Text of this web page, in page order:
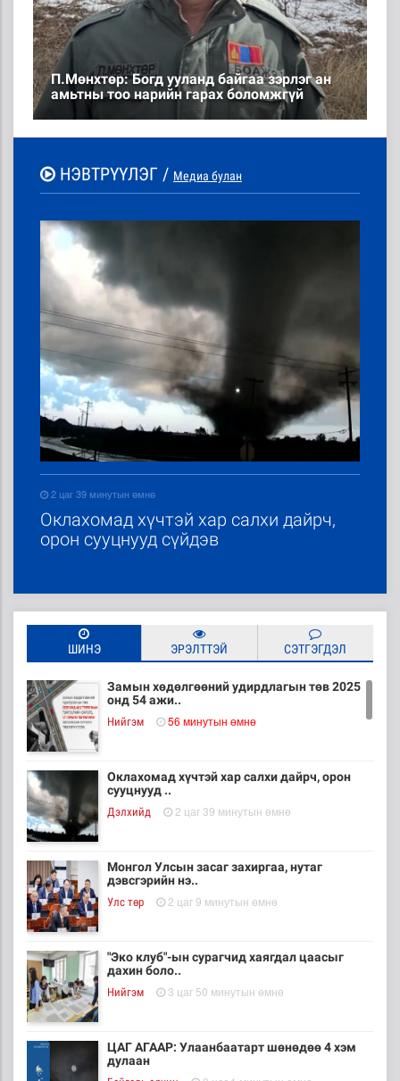
П.Мөнхтөр: Богд ууланд байгаа зэрлэг ан
амьтны тоо нарийн гарах боломжгүй
НЭВТРҮҮЛЭГ / Медиа булан
2 цаг 39 минутын өмнө
Оклахомад хүчтэй хар салхи дайрч,
орон сууцнууд сүйдэв
ШИНЭ ЭРЭЛТТЭЙ СЭТГЭГДЭЛ
Замын хөдөлгөөний удирдлагын төв 2025
онд 54 ажи..
Нийгэм 56 минутын өмнө
Оклахомад хүчтэй хар салхи дайрч, орон
сууцнууд ..
Дэлхийд 2 цаг 39 минутын өмнө
Монгол Улсын засаг захиргаа, нутаг
дэвсгэрийн нэ..
Улс төр 2 цаг 9 минутын өмнө
"Эко клуб"-ын сурагчид хаягдал цаасыг
дахин боло..
Нийгэм 3 цаг 50 минутын өмнө
ЦАГ АГААР: Улаанбаатарт шөнөдөө 4 хэм
дулаан